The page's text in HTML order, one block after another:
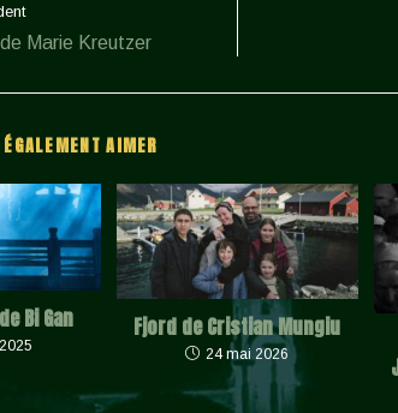
Marie Kreutzer
AIMER
Bi Gan Fjord de Cristian Mungiu
24 mai 2026